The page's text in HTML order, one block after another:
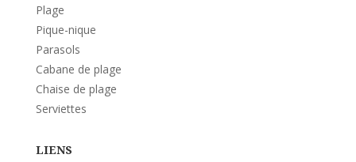
Plage
Pique-nique
Parasols
Cabane de plage
Chaise de plage
Serviettes
LIENS